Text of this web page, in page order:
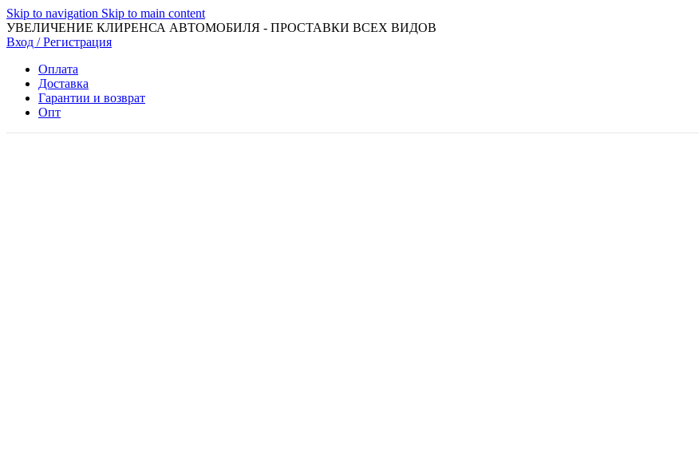
Skip to navigation Skip to main content
УВЕЛИЧЕНИЕ КЛИРЕНСА АВТОМОБИЛЯ - ПРОСТАВКИ ВСЕХ ВИДОВ
Вход / Регистрация
Оплата
Доставка
Гарантии и возврат
Опт